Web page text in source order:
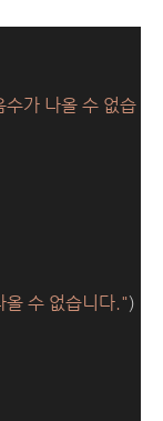
가 나올 수 없습
올 수 없습니다.")